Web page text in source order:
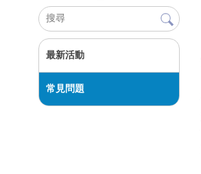
最新活動
常見問題